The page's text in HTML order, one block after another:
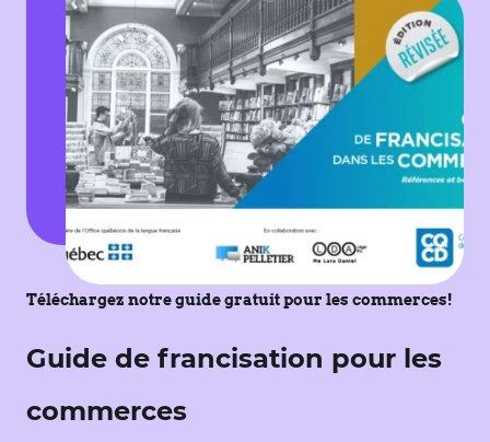
Téléchargez notre guide gratuit pour les commerces!
Guide de francisation pour les
commerces